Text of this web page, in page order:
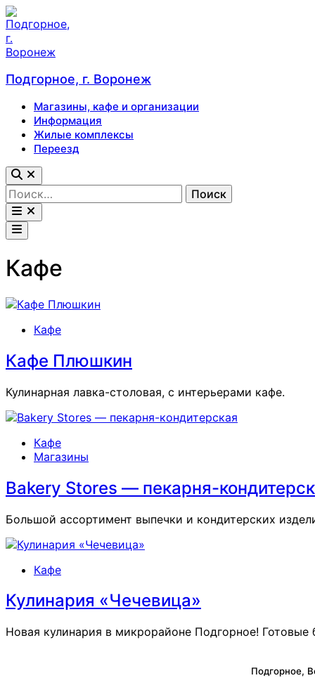
Перейти
к
содержимому
Подгорное, г. Воронеж
Магазины, кафе и организации
Информация
Жилые комплексы
Переезд
Открыть
поиск
Найти:
Открыть
меню
Главное
меню
Кафе
Опубликовано
Кафе
Кафе Плюшкин
Кулинарная лавка-столовая, с интерьерами кафе.
Опубликовано
Кафе
Магазины
Bakery Stores — пекарня-
Большой ассортимент выпечки и кондитерских
Опубликовано
Кафе
Кулинария «Чечевица»
Новая кулинария в микрорайоне Подгорное!
Подгорное,